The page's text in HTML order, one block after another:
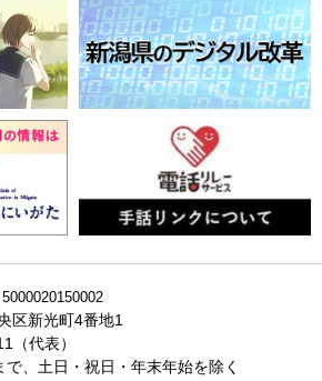
区新光町4番地1
（代表）
、土日・祝日・年末年始を除く